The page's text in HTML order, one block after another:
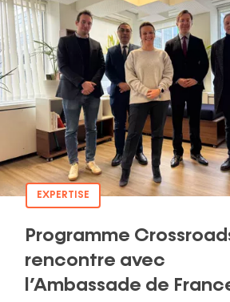
EXPERTISE
Programme
rencontre avec
l’Ambassade de